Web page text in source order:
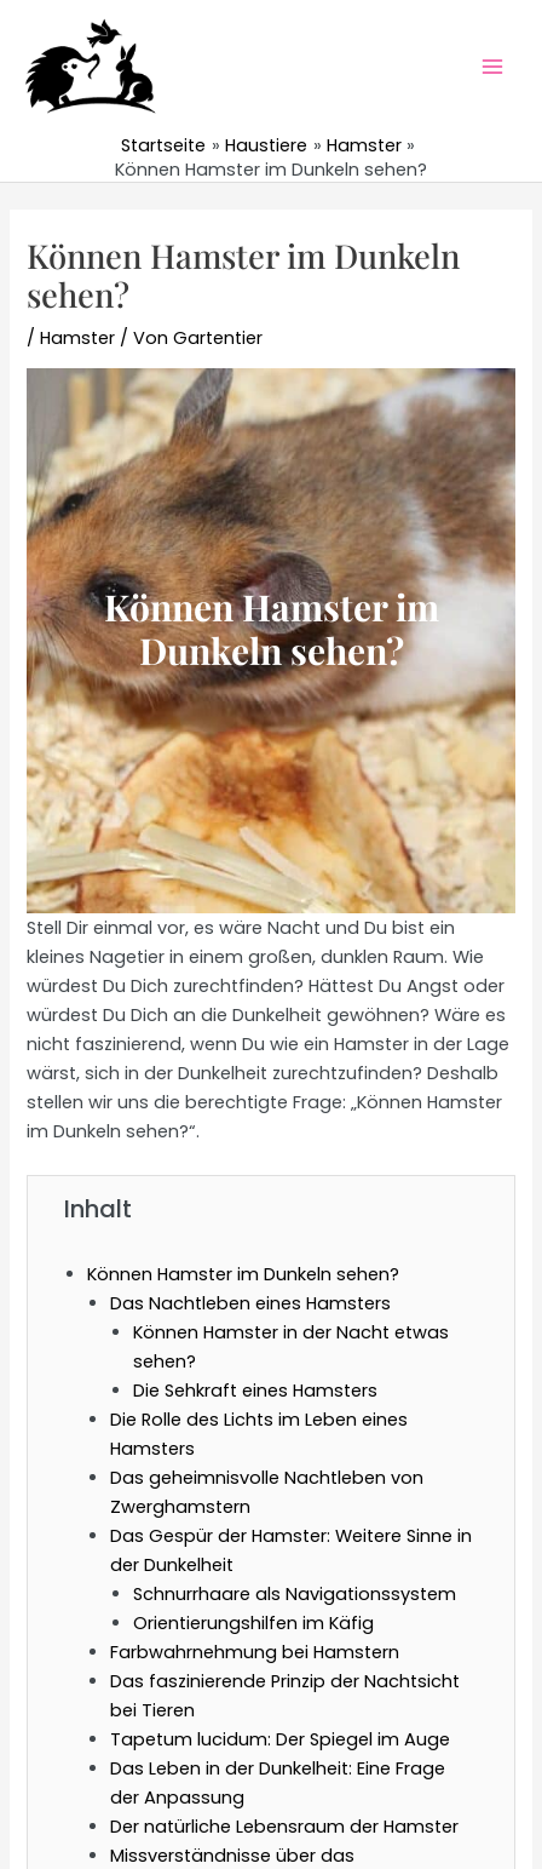
springen
Startseite Haustiere
Hamster
Können Hamster im Dunkeln sehen?
Können Hamster im Dunkeln
sehen?
/Hamster / VonGartentier
Können Hamster im
Dunkeln sehen?
Stell Dir einmal vor, es wäre Nacht und Du bist ein
kleines Nagetier in einem großen, dunklen Raum. Wie
würdest Du Dich zurechtfinden? Hättest Du Angst oder
würdest Du Dich an die Dunkelheit gewöhnen? Wäre es
nicht faszinierend, wenn Du wie ein Hamster in der Lage
wärst, sich in der Dunkelheit zurechtzufinden? Deshalb
stellen wir uns die berechtigte Frage: „Können Hamster
im Dunkeln sehen?“.
Inhalt
Können Hamster im Dunkeln sehen?
Das Nachtleben eines Hamsters
Können Hamster in der Nacht etwas
sehen?
Die Sehkraft eines Hamsters
Die Rolle des Lichts im Leben eines
Hamsters
Das geheimnisvolle Nachtleben von
Zwerghamstern
Das Gespür der Hamster: Weitere Sinne in
der Dunkelheit
Schnurrhaare als Navigationssystem
Orientierungshilfen im Käfig
Farbwahrnehmung bei Hamstern
Das faszinierende Prinzip der Nachtsicht
bei Tieren
Tapetum lucidum: Der Spiegel im Auge
Das Leben in der Dunkelheit: Eine Frage
der Anpassung
Der natürliche Lebensraum der Hamster
Missverständnisse über das